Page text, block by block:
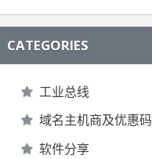
CATEGORIES
工业总线
域名主机商及优惠码
软件分享